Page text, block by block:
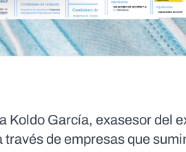
Koldo García, exasesor del
de empresas que